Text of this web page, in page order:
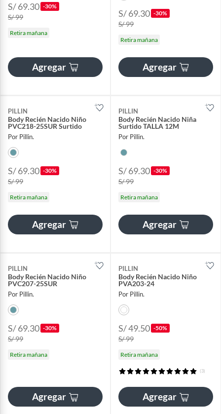
S/ 69.30 -30%
S/ 99
Retira mañana
Agregar
S/ 69.30 -30%
S/ 99
Retira mañana
Agregar
PILLIN
Body Recién Nacido Niño
PVC218-25SUR Surtido
Por Pillin.
S/ 69.30 -30%
S/ 99
Retira mañana
Agregar
PILLIN
Body Recién Nacido Niña
Surtido TALLA 12M
Por Pillin.
S/ 69.30 -30%
S/ 99
Retira mañana
Agregar
PILLIN
Body Recién Nacido Niño
PVC207-25SUR
Por Pillin.
S/ 69.30 -30%
S/ 99
Retira mañana
Agregar
PILLIN
Body Recién Nacido Niño
PVA203-24
Por Pillin.
S/ 49.50 -50%
S/ 99
Retira mañana
(3)
Agregar